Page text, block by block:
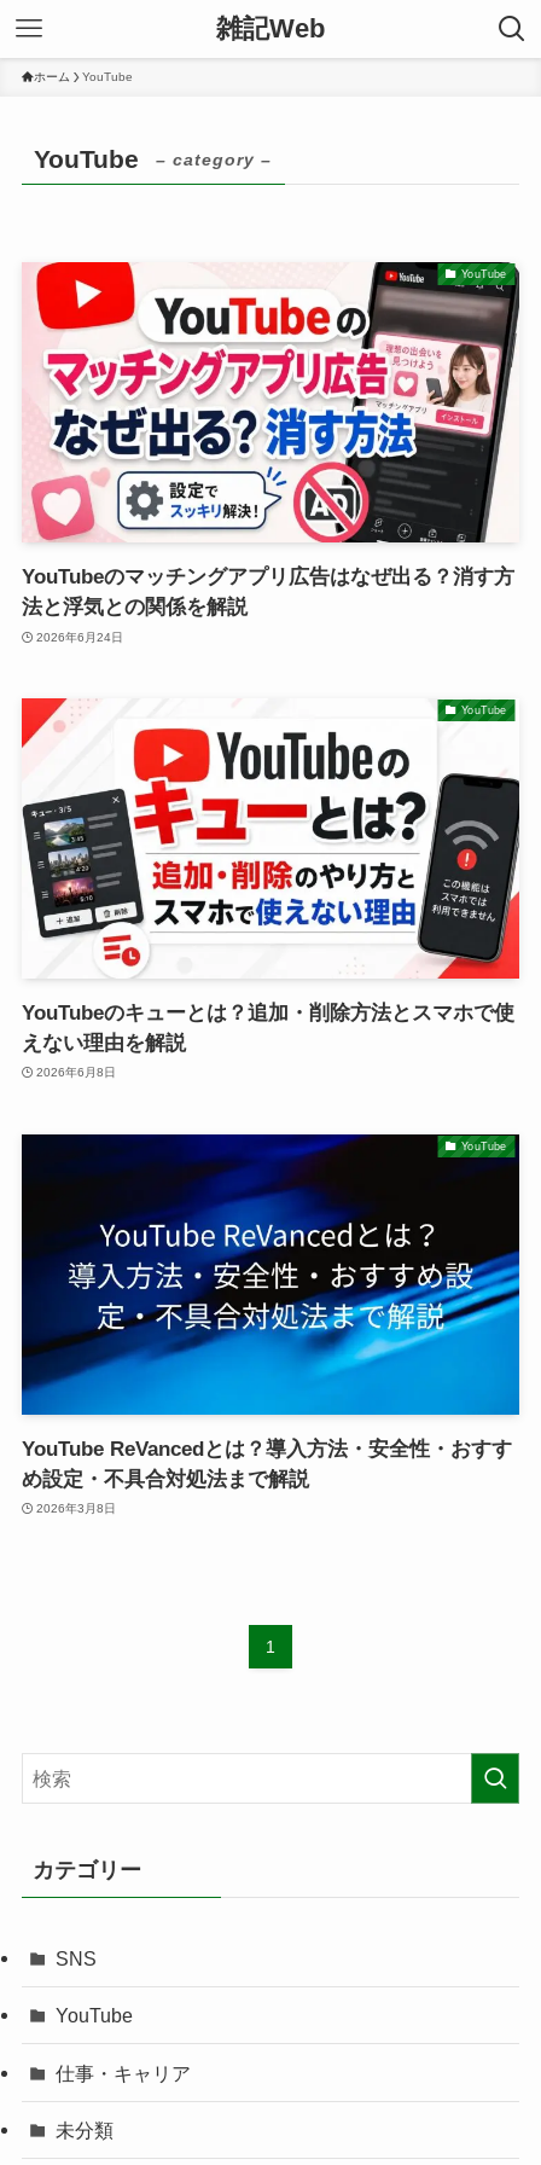
雑記Web
ホーム YouTube
YouTube – category –
YouTube
YouTubeのマッチングアプリ広告はなぜ出る？消す方
法と浮気との関係を解説
2026年6月24日
YouTube
YouTubeのキューとは？追加・削除方法とスマホで使
えない理由を解説
2026年6月8日
YouTube
YouTube ReVancedとは？導入方法・安全性・おすす
め設定・不具合対処法まで解説
2026年3月8日
1
カテゴリー
SNS
YouTube
仕事・キャリア
未分類